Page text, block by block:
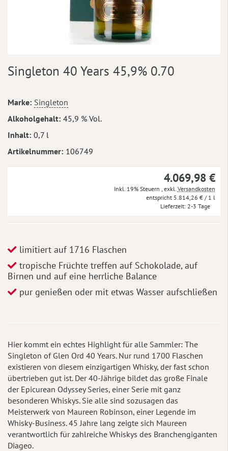
Anfang
springen
Singleton 40 Years 45,9% 0.70
Mehr
Informationen
Marke Singleton
Alkoholgehalt 45,9 % Vol.
Inhalt 0,7 l
Artikelnummer 106749
4.069,98 €
Inkl. 19% Steuern exkl. Versandkosten
5.814,26 € / 1 l
Lieferzeit 2-3 Tage
limitiert auf 1716 Flaschen
tropische Früchte treffen auf Schokolade, auf
Birnen und auf eine herrliche Balance
pur genießen oder mit etwas Wasser aufschließen
Hier kommt ein echtes Highlight für alle Sammler: The
Singleton of Glen Ord 40 Years. Nur rund 1700 Flaschen
existieren von diesem einzigartigen Whisky, der fast schon
übertrieben gut ist. Der 40-Jährige bildet das große Finale
der Epicurean Odyssey Series, einer Serie mit ganz
besonderen Whiskys. Sie alle sind sozusagen das
Meisterwerk von Maureen Robinson, einer Legende im
Whisky-Business. 45 Jahre lang zeigte sich Maureen
verantwortlich für zahlreiche Whiskys des Branchengiganten
Diageo.